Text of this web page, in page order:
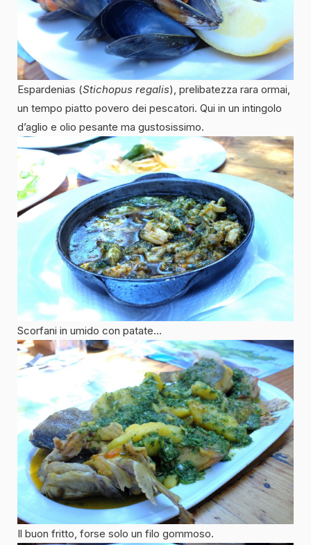
Espardenias (Stichopus regalis), prelibatezza rara ormai,
un tempo piatto povero dei pescatori. Qui in un intingolo
d’aglio e olio pesante ma gustosissimo.
Scorfani in umido con patate…
Il buon fritto, forse solo un filo gommoso.